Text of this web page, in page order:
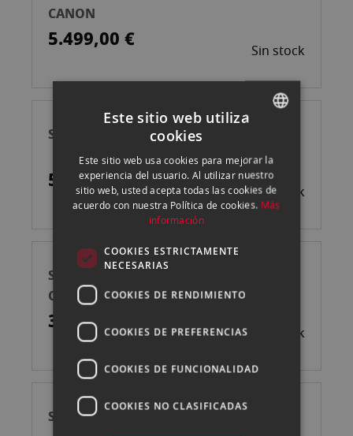
CANON
5.499,00 € Sin stock
SIGMA 14MM T2 FF F/AP2 (METRIC) PL
5.499,00 € Sin stock
SIGMA 50MM T1.5 FF F/CE (METRIC)
CANON EF
3.899,00 € Sin stock
SIGMA 50MM T1.5 FF F/AP2 (METRIC) PL
ENGLISH
CATALAN
Este sitio web utiliza
cookies
Este sitio web usa cookies para mejorar la
experiencia del usuario. Al utilizar nuestro
sitio web, usted acepta todas las cookies de
acuerdo con nuestra Política de cookies. Más
información
COOKIES ESTRICTAMENTE
NECESARIAS
COOKIES DE RENDIMIENTO
COOKIES DE PREFERENCIAS
COOKIES DE FUNCIONALIDAD
COOKIES NO CLASIFICADAS